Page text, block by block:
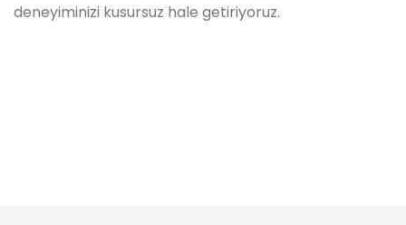
deneyiminizi kusursuz hale getiriyoruz.